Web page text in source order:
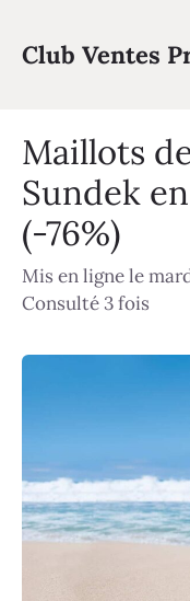
contenu
Club Ventes
Maillots
Sundek
(-76%)
Mis en ligne le
Consulté 3 fois